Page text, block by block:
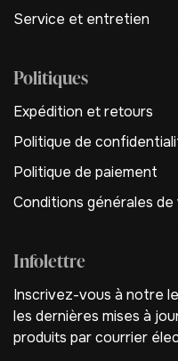
Service et entretien
Politiques
Expédition et retours
Politique de
Politique de paiement
Conditions générales
Infolettre
Inscrivez-vous à notre
les dernières mises à
produits par courrier